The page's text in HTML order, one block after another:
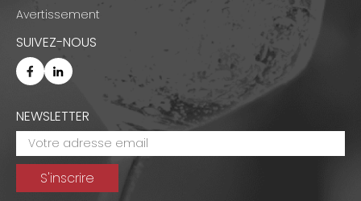
Avertissement
SUIVEZ-NOUS
NEWSLETTER